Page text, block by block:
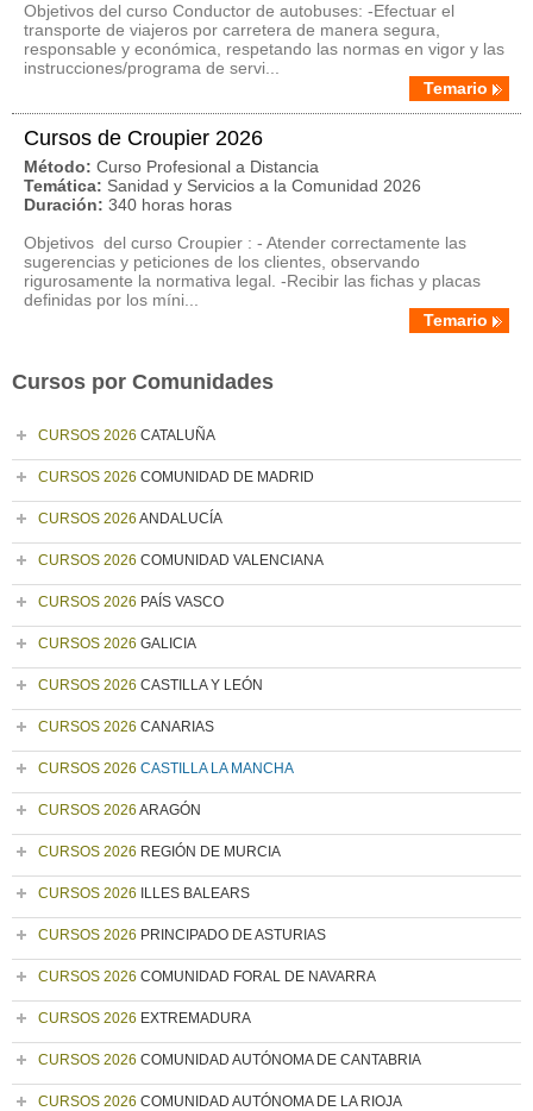
Objetivos del curso Conductor de autobuses: -Efectuar el
transporte de viajeros por carretera de manera segura,
responsable y económica, respetando las normas en vigor y las
instrucciones/programa de servi...
Temario
Cursos de Croupier 2026
Método: Curso Profesional a Distancia
Temática: Sanidad y Servicios a la Comunidad 2026
Duración: 340 horas horas
Objetivos del curso Croupier : - Atender correctamente las
sugerencias y peticiones de los clientes, observando
rigurosamente la normativa legal. -Recibir las fichas y placas
definidas por los míni...
Temario
Cursos por Comunidades
CURSOS 2026 CATALUÑA
CURSOS 2026 COMUNIDAD DE MADRID
CURSOS 2026 ANDALUCÍA
CURSOS 2026 COMUNIDAD VALENCIANA
CURSOS 2026 PAÍS VASCO
CURSOS 2026 GALICIA
CURSOS 2026 CASTILLA Y LEÓN
CURSOS 2026 CANARIAS
CURSOS 2026 CASTILLA LA MANCHA
CURSOS 2026 ARAGÓN
CURSOS 2026 REGIÓN DE MURCIA
CURSOS 2026 ILLES BALEARS
CURSOS 2026 PRINCIPADO DE ASTURIAS
CURSOS 2026 COMUNIDAD FORAL DE NAVARRA
CURSOS 2026 EXTREMADURA
CURSOS 2026 COMUNIDAD AUTÓNOMA DE CANTABRIA
CURSOS 2026 COMUNIDAD AUTÓNOMA DE LA RIOJA